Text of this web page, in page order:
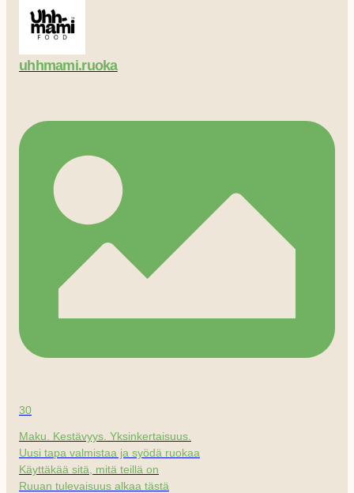
uhhmami.ruoka
30
Maku. Kestävyys. Yksinkertaisuus.
Uusi tapa valmistaa ja syödä ruokaa
Käyttäkää sitä, mitä teillä on
Ruuan tulevaisuus alkaa tästä